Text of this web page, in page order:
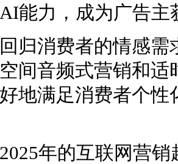
能力，成为广告
归消费者的情感
间音频式营销和
地满足消费者个
年的互联网营